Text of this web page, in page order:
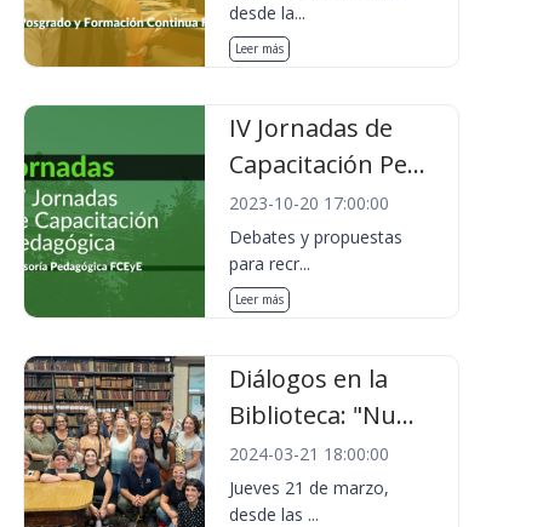
desde la...
Leer más
IV Jornadas de
Capacitación Pe...
2023-10-20 17:00:00
Debates y propuestas
para recr...
Leer más
Diálogos en la
Biblioteca: "Nu...
2024-03-21 18:00:00
Jueves 21 de marzo,
desde las ...